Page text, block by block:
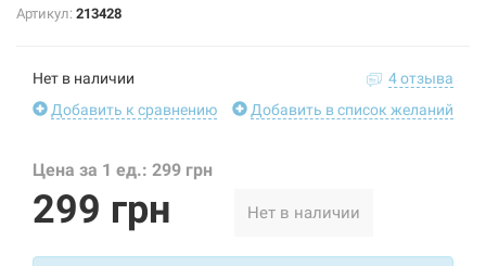
Артикул: 213428
Нет в наличии
4 отзыва
Добавить к сравнению
Добавить в список желаний
Цена за 1 ед.: 299 грн
299 грн Нет в наличии